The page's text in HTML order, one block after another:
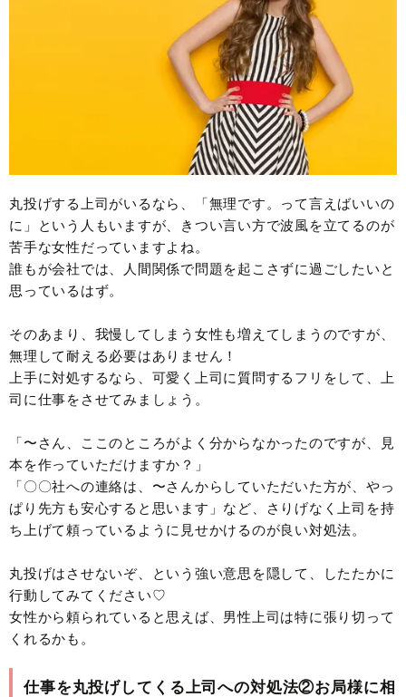
丸投げする上司がいるなら、「無理です。って言えばいいの
に」という人もいますが、きつい言い方で波風を立てるのが
苦手な女性だっていますよね。
誰もが会社では、人間関係で問題を起こさずに過ごしたいと
思っているはず。
そのあまり、我慢してしまう女性も増えてしまうのですが、
無理して耐える必要はありません！
上手に対処するなら、可愛く上司に質問するフリをして、上
司に仕事をさせてみましょう。
「〜さん、ここのところがよく分からなかったのですが、見
本を作っていただけますか？」
「〇〇社への連絡は、〜さんからしていただいた方が、やっ
ぱり先方も安心すると思います」など、さりげなく上司を持
ち上げて頼っているように見せかけるのが良い対処法。
丸投げはさせないぞ、という強い意思を隠して、したたかに
行動してみてください♡
女性から頼られていると思えば、男性上司は特に張り切って
くれるかも。
仕事を丸投げしてくる上司への対処法②お局様に相